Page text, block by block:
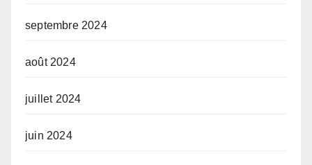
septembre 2024
août 2024
juillet 2024
juin 2024